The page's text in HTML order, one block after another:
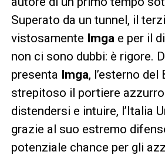
Superato da un tunnel, il
vistosamente Imga e per il
non ci sono dubbi: è rigore.
presenta Imga, l’esterno del
strepitoso il portiere azzurro
distendersi e intuire, l’Italia
grazie al suo estremo
potenziale chance per gli